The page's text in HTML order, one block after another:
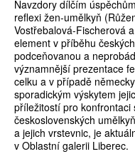
Navzdory dílčím
reflexi žen-umělkyň
Vostřebalová-Fischerová
element v příběhu
podceňovanou a
významnější prezentace
celku a v případě
sporadickým výskytem
příležitostí pro konfrontaci
československých
a jejich vrstevnic, je
v Oblastní galerii Liberec.